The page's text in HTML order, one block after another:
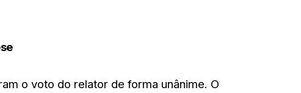
o voto do relator de forma unânime. O